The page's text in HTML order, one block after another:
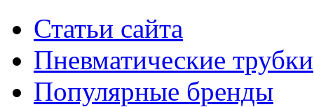
Статьи сайта
Пневматические трубки
Популярные бренды